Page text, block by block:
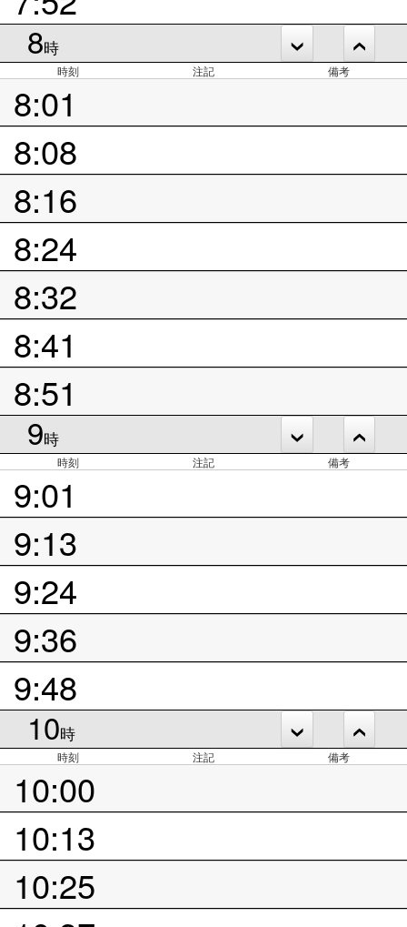
8時
時刻 注記 備考
8:01
8:08
8:16
8:24
8:32
8:41
8:51
9時
時刻 注記 備考
9:01
9:13
9:24
9:36
9:48
10時
時刻 注記 備考
10:00
10:13
10:25